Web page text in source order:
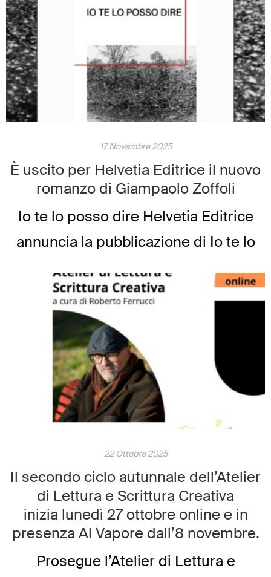
musica di Mestre, ripercorre in questo
17 Novembre 2025
È uscito per Helvetia Editrice il nuovo
romanzo di Giampaolo Zoffoli
Io te lo posso dire Helvetia Editrice
annuncia la pubblicazione di Io te lo
di Giampaolo Zoffoli, un’opera intensa
che interroga la possibilità di
raccontare la Storia […]
22 Ottobre 2025
Il secondo ciclo autunnale dell’Atelier
di Lettura e Scrittura Creativa
inizia lunedì 27 ottobre online e in
presenza Al Vapore dall’8 novembre.
Prosegue l’Atelier di Lettura e